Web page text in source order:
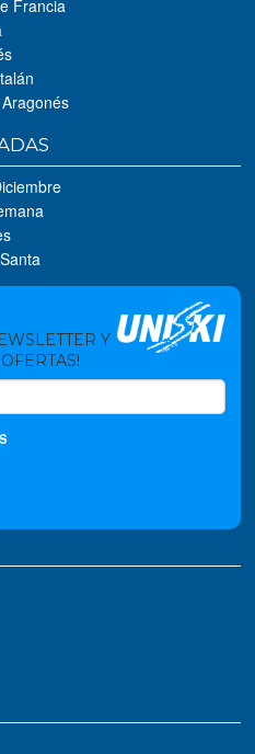
Francia
Y